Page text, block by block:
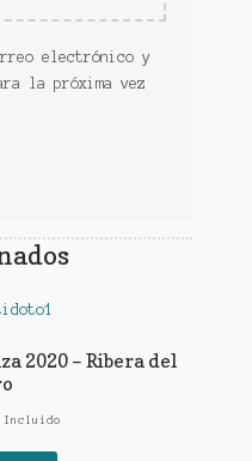
electrónico y
la próxima vez
2020 – Ribera del
Incluido